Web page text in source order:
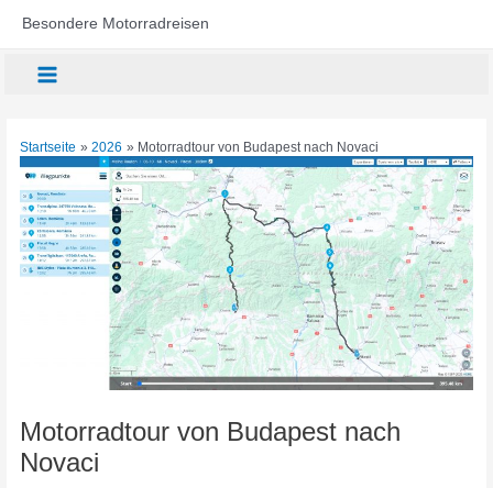
InhaltBesondere Motorradreisen
Main
Startseite 2026 Motorradtour von Budapest nach Novaci
Motorradtour von Budapest nach
Novaci